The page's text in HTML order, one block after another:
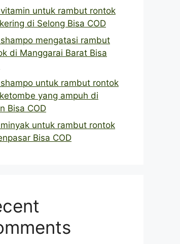
untuk rambut rontok
di Selong Bisa COD
mengatasi rambut
di Manggarai Barat Bisa
untuk rambut rontok
yang ampuh di
Bisa COD
untuk rambut rontok
Bisa COD